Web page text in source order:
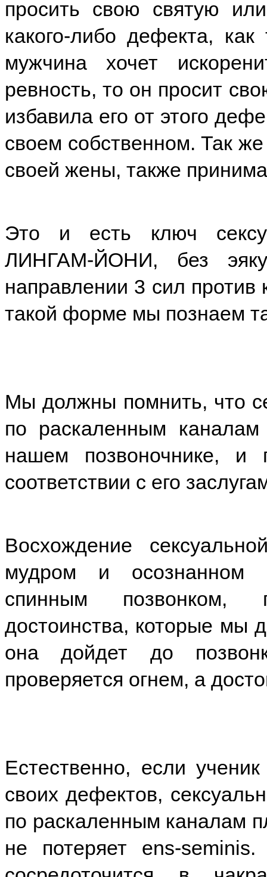
просить свою святую
какого-либо дефекта,
мужчина хочет
ревность, то он просит
избавила его от этого
своем собственном. Так
своей жены, также
Это и есть ключ
ЛИНГАМ-ЙОНИ, без
направлении 3 сил против
такой форме мы познаем
Мы должны помнить, что
по раскаленным
нашем позвоночнике,
соответствии с его
Восхождение
мудром и осознанном
спинным позвонком,
достоинства, которые мы
она дойдет до
проверяется огнем, а
Естественно, если
своих дефектов,
по раскаленным каналам
не потеряет ens-